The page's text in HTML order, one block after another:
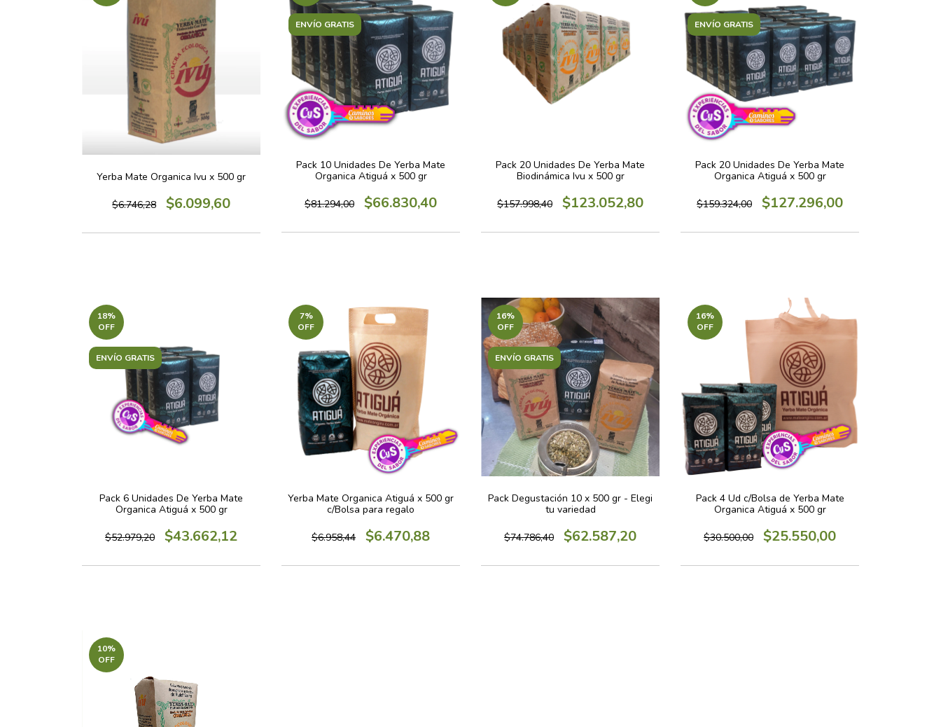
Yerba Mate Organica Ivu x 500 gr
$6.746,28 $6.099,60
ENVÍO GRATIS
Pack 10 Unidades De Yerba Mate
Organica Atiguá x 500 gr
$81.294,00 $66.830,40
Pack 20 Unidades De Yerba Mate
Biodinámica Ivu x 500 gr
$157.998,40 $123.052,80
ENVÍO GRATIS
Pack 20 Unidades De Yerba Mate
Organica Atiguá x 500 gr
$159.324,00 $127.296,00
18%
OFF
ENVÍO GRATIS
Pack 6 Unidades De Yerba Mate
Organica Atiguá x 500 gr
$52.979,20 $43.662,12
7%
OFF
Yerba Mate Organica Atiguá x 500 gr
c/Bolsa para regalo
$6.958,44 $6.470,88
16%
OFF
ENVÍO GRATIS
Pack Degustación 10 x 500 gr - Elegi
tu variedad
$74.786,40 $62.587,20
16%
OFF
Pack 4 Ud c/Bolsa de Yerba Mate
Organica Atiguá x 500 gr
$30.500,00 $25.550,00
10%
OFF